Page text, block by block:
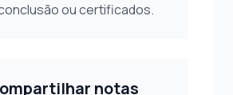
ou certificados.
notas